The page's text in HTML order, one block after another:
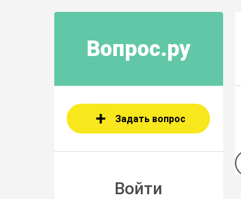
Вопрос.ру
Задать вопрос
Войти